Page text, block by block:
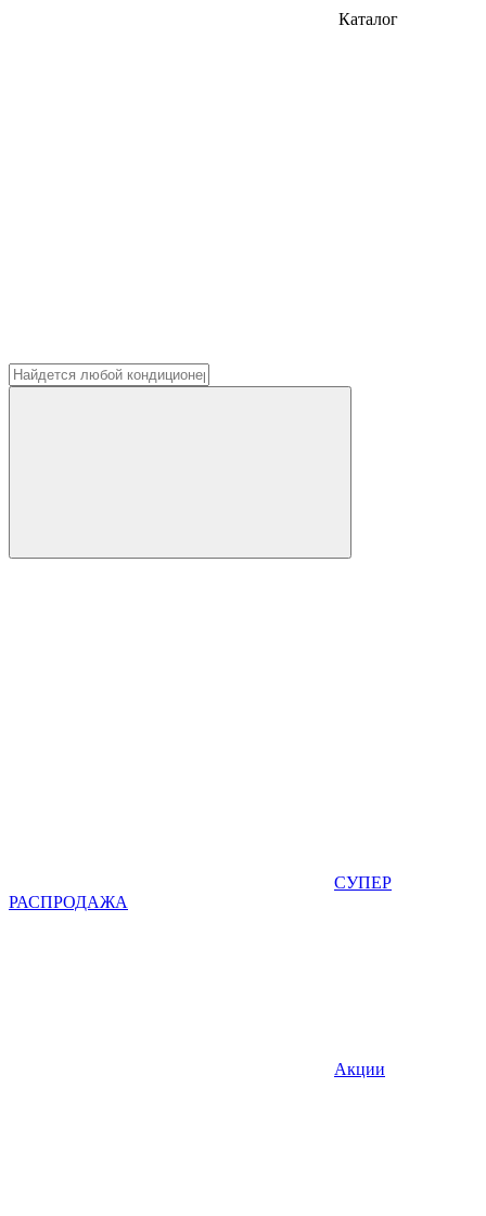
Каталог
СУПЕР
РАСПРОДАЖА
Акции